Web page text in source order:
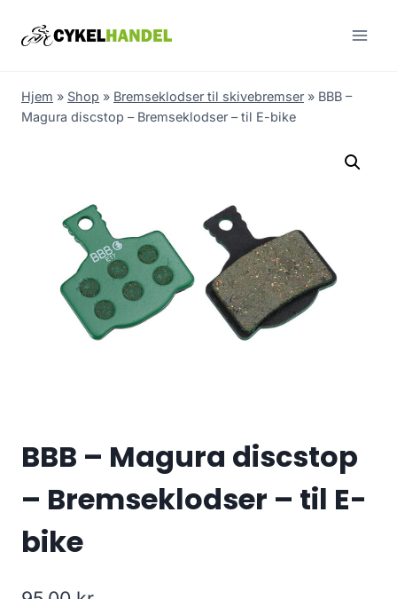
Hjem » Shop » Bremseklodser til skivebremser » BBB –
Magura discstop – Bremseklodser – til E-bike
BBB – Magura discstop
– Bremseklodser – til E-
bike